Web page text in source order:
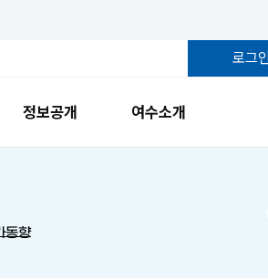
로그인
정보공개 여수소개
동향